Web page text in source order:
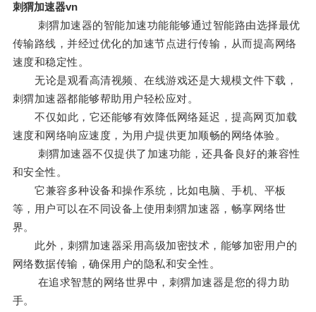
刺猬加速器vn
刺猬加速器的智能加速功能能够通过智能路由选择最优
传输路线，并经过优化的加速节点进行传输，从而提高网络
速度和稳定性。
无论是观看高清视频、在线游戏还是大规模文件下载，
刺猬加速器都能够帮助用户轻松应对。
不仅如此，它还能够有效降低网络延迟，提高网页加载
速度和网络响应速度，为用户提供更加顺畅的网络体验。
刺猬加速器不仅提供了加速功能，还具备良好的兼容性
和安全性。
它兼容多种设备和操作系统，比如电脑、手机、平板
等，用户可以在不同设备上使用刺猬加速器，畅享网络世
界。
此外，刺猬加速器采用高级加密技术，能够加密用户的
网络数据传输，确保用户的隐私和安全性。
在追求智慧的网络世界中，刺猬加速器是您的得力助
手。